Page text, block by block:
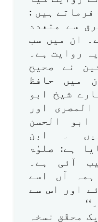
فرماتے ہیں :
سے متعدد
ان میں سب
روایت ہے۔
نے صحیح
میں حافظ
شیخ ابو
اور
ابو الحسن
۔ ابن
ہے: صلوٰۃ
آئی ہے۔
آں اسے
اور اس سے
محقّق نسخہ